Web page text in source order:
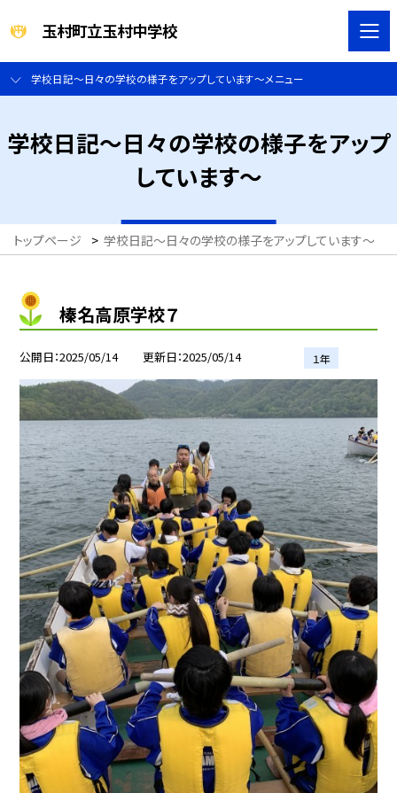
玉村町立玉村中学校
学校日記～日々の学校の様子をアップしています～メニュー
学校日記～日々の学校の様子をアップ
しています～
トップページ > 学校日記～日々の学校の様子をアップしています～
榛名高原学校７
公開日 2025/05/14 更新日 2025/05/14 １年